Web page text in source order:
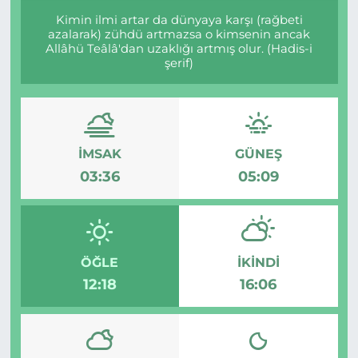
Kimin ilmi artar da dünyaya karşı (rağbeti
azalarak) zühdü artmazsa o kimsenin ancak
Allâhü Teâlâ'dan uzaklığı artmış olur. (Hadis-i
şerif)
İMSAK
03:36
GÜNEŞ
05:09
ÖĞLE
12:18
İKINDI
16:06